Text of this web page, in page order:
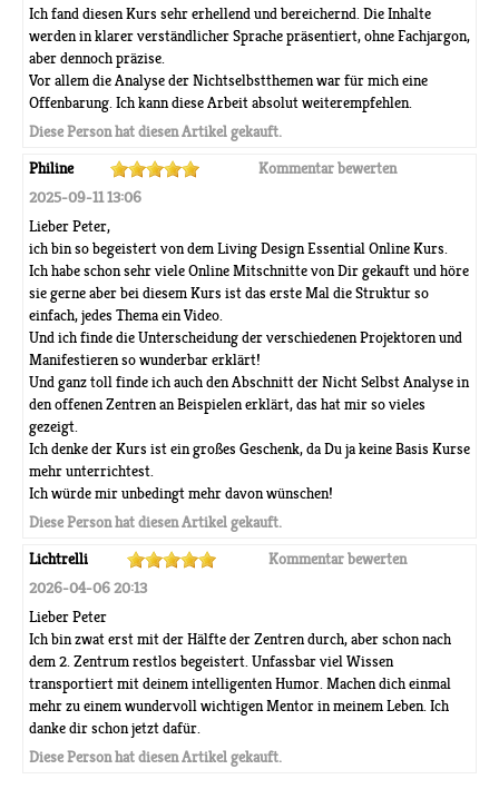
Ich fand diesen Kurs sehr erhellend und bereichernd. Die Inhalte
werden in klarer verständlicher Sprache präsentiert, ohne Fachjargon,
aber dennoch präzise.
Vor allem die Analyse der Nichtselbstthemen war für mich eine
Offenbarung. Ich kann diese Arbeit absolut weiterempfehlen.
Diese Person hat diesen Artikel gekauft.
Philine
Kommentar bewerten
2025-09-11 13:06
Lieber Peter,
ich bin so begeistert von dem Living Design Essential Online Kurs.
Ich habe schon sehr viele Online Mitschnitte von Dir gekauft und höre
sie gerne aber bei diesem Kurs ist das erste Mal die Struktur so
einfach, jedes Thema ein Video.
Und ich finde die Unterscheidung der verschiedenen Projektoren und
Manifestieren so wunderbar erklärt!
Und ganz toll finde ich auch den Abschnitt der Nicht Selbst Analyse in
den offenen Zentren an Beispielen erklärt, das hat mir so vieles
gezeigt.
Ich denke der Kurs ist ein großes Geschenk, da Du ja keine Basis Kurse
mehr unterrichtest.
Ich würde mir unbedingt mehr davon wünschen!
Diese Person hat diesen Artikel gekauft.
Lichtrelli
Kommentar bewerten
2026-04-06 20:13
Lieber Peter
Ich bin zwat erst mit der Hälfte der Zentren durch, aber schon nach
dem 2. Zentrum restlos begeistert. Unfassbar viel Wissen
transportiert mit deinem intelligenten Humor. Machen dich einmal
mehr zu einem wundervoll wichtigen Mentor in meinem Leben. Ich
danke dir schon jetzt dafür.
Diese Person hat diesen Artikel gekauft.